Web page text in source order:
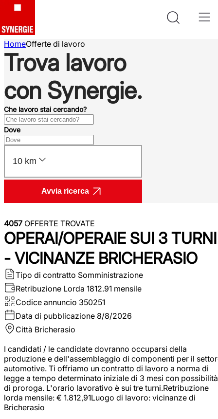
HomeOfferte di lavoro
Trova lavoro
con Synergie.
Che lavoro stai cercando?
Dove
10 km
Avvia ricerca
4057 OFFERTE TROVATE
OPERAI/OPERAIE SUI 3 TURNI
- VICINANZE BRICHERASIO
Tipo di contratto Somministrazione
Retribuzione Lorda 1812.91 mensile
Codice annuncio 350251
Data di pubblicazione 8/8/2026
Città Bricherasio
I candidati / le candidate dovranno occuparsi della
produzione e dell'assemblaggio di componenti per il
automotive. Ti offriamo un contratto di lavoro a norma di
legge a tempo determinato iniziale di 3 mesi con possibilità
di proroga. L'orario lavorativo è sui tre turni.Retribuzione
lorda mensile: € 1.812,91Luogo di lavoro: vicinanze di
Bricherasio